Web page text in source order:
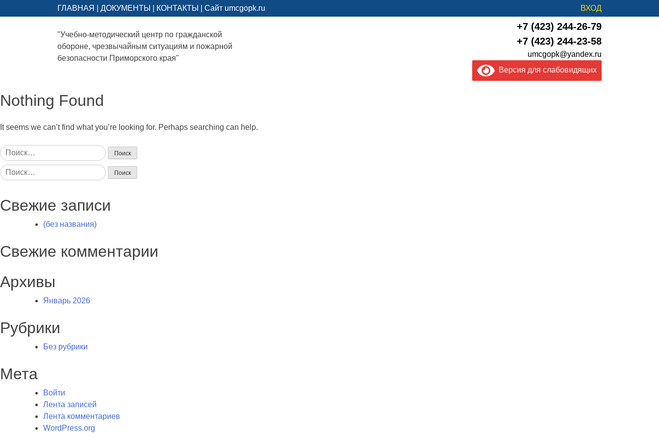
ГЛАВНАЯ ДОКУМЕНТЫ КОНТАКТЫ Сайт umcgopk.ru ВХОД
"Учебно-методический центр по гражданской
обороне, чрезвычайным ситуациям и пожарной
безопасности Приморского края"
+7 (423) 244-26-79
+7 (423) 244-23-58
umcgopk@yandex.ru
Версия для слабовидящих
Nothing Found
It seems we can’t find what you’re looking for. Perhaps searching can help.
Найти:
Найти:
Свежие записи
(без названия)
Свежие комментарии
Архивы
Январь 2026
Рубрики
Без рубрики
Мета
Войти
Лента записей
Лента комментариев
WordPress.org